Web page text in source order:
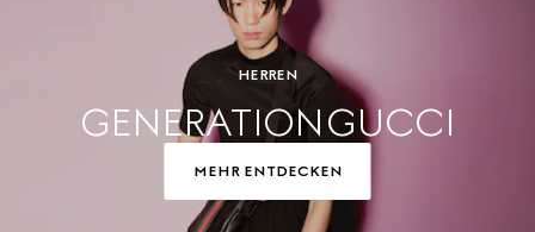
HERREN
GENERATION GUCCI
MEHR ENTDECKEN